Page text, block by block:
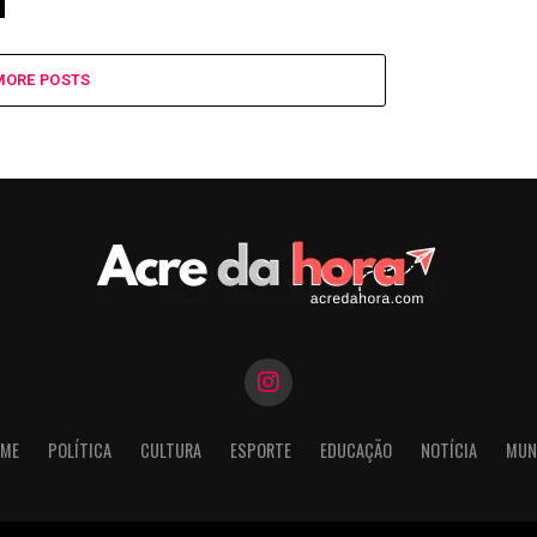
POSTS
POLÍTICA CULTURA ESPORTE EDUCAÇÃO NOTÍCIA